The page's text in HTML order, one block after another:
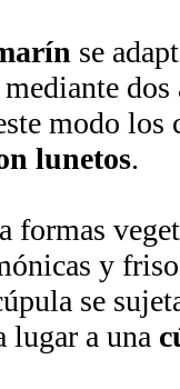
se
modo
lunetos.
y
se
lugar a una